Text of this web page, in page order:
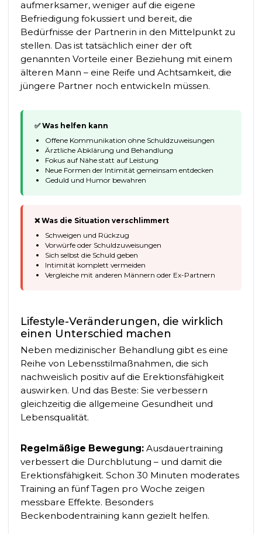
aufmerksamer, weniger auf die eigene
Befriedigung fokussiert und bereit, die
Bedürfnisse der Partnerin in den Mittelpunkt zu
stellen. Das ist tatsächlich einer der oft
genannten Vorteile einer Beziehung mit einem
älteren Mann – eine Reife und Achtsamkeit, die
jüngere Partner noch entwickeln müssen.
✅ Was helfen kann
Offene Kommunikation ohne Schuldzuweisungen
Ärztliche Abklärung und Behandlung
Fokus auf Nähe statt auf Leistung
Neue Formen der Intimität gemeinsam entdecken
Geduld und Humor bewahren
❌ Was die Situation verschlimmert
Schweigen und Rückzug
Vorwürfe oder Schuldzuweisungen
Sich selbst die Schuld geben
Intimität komplett vermeiden
Vergleiche mit anderen Männern oder Ex-Partnern
Lifestyle-Veränderungen, die wirklich
einen Unterschied machen
Neben medizinischer Behandlung gibt es eine
Reihe von Lebensstilmaßnahmen, die sich
nachweislich positiv auf die Erektionsfähigkeit
auswirken. Und das Beste: Sie verbessern
gleichzeitig die allgemeine Gesundheit und
Lebensqualität.
Regelmäßige Bewegung: Ausdauertraining
verbessert die Durchblutung – und damit die
Erektionsfähigkeit. Schon 30 Minuten moderates
Training an fünf Tagen pro Woche zeigen
messbare Effekte. Besonders
Beckenbodentraining kann gezielt helfen.